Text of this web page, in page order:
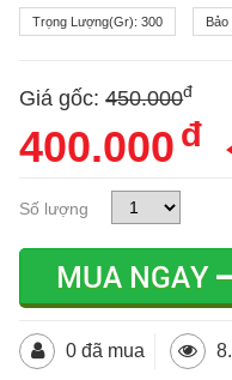
Trọng Lượng(gr):300
Giá gốc: 450.000đ
400.000 đ
Số lượng
MUA NGAY
0 đã mua